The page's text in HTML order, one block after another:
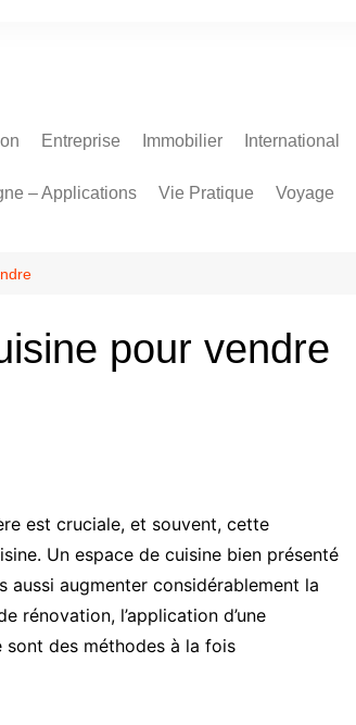
Entreprise Immobilier International
– Applications Vie Pratique Voyage
pour vendre
est cruciale, et souvent, cette
Un espace de cuisine bien présenté
aussi augmenter considérablement la
rénovation, l’application d’une
des méthodes à la fois